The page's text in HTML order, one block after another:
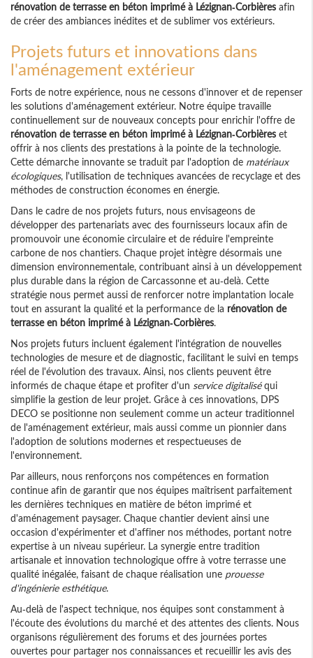
rénovation de terrasse en béton imprimé à Lézignan-Corbières afin
de créer des ambiances inédites et de sublimer vos extérieurs.
Projets futurs et innovations dans
l'aménagement extérieur
Forts de notre expérience, nous ne cessons d'innover et de repenser
les solutions d'aménagement extérieur. Notre équipe travaille
continuellement sur de nouveaux concepts pour enrichir l'offre de
rénovation de terrasse en béton imprimé à Lézignan-Corbières et
offrir à nos clients des prestations à la pointe de la technologie.
Cette démarche innovante se traduit par l'adoption de matériaux
écologiques, l'utilisation de techniques avancées de recyclage et des
méthodes de construction économes en énergie.
Dans le cadre de nos projets futurs, nous envisageons de
développer des partenariats avec des fournisseurs locaux afin de
promouvoir une économie circulaire et de réduire l'empreinte
carbone de nos chantiers. Chaque projet intègre désormais une
dimension environnementale, contribuant ainsi à un développement
plus durable dans la région de Carcassonne et au-delà. Cette
stratégie nous permet aussi de renforcer notre implantation locale
tout en assurant la qualité et la performance de la rénovation de
terrasse en béton imprimé à Lézignan-Corbières.
Nos projets futurs incluent également l'intégration de nouvelles
technologies de mesure et de diagnostic, facilitant le suivi en temps
réel de l'évolution des travaux. Ainsi, nos clients peuvent être
informés de chaque étape et profiter d'un service digitaliséqui
simplifie la gestion de leur projet. Grâce à ces innovations, DPS
DECO se positionne non seulement comme un acteur traditionnel
de l'aménagement extérieur, mais aussi comme un pionnier dans
l'adoption de solutions modernes et respectueuses de
l'environnement.
Par ailleurs, nous renforçons nos compétences en formation
continue afin de garantir que nos équipes maîtrisent parfaitement
les dernières techniques en matière de béton imprimé et
d'aménagement paysager. Chaque chantier devient ainsi une
occasion d'expérimenter et d'affiner nos méthodes, portant notre
expertise à un niveau supérieur. La synergie entre tradition
artisanale et innovation technologique offre à votre terrasse une
qualité inégalée, faisant de chaque réalisation une prouesse
d'ingénierie esthétique.
Au-delà de l'aspect technique, nos équipes sont constamment à
l'écoute des évolutions du marché et des attentes des clients. Nous
organisons régulièrement des forums et des journées portes
ouvertes pour partager nos connaissances et recueillir les avis des